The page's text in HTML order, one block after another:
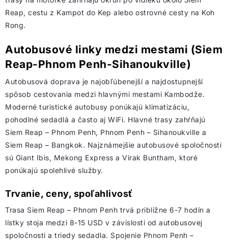
Reap, cestu z Kampot do Kep alebo ostrovné cesty na Koh
Rong.
Autobusové linky medzi mestami (Siem
Reap-Phnom Penh-Sihanoukville)
Autobusová doprava je najobľúbenejší a najdostupnejší
spôsob cestovania medzi hlavnými mestami Kambodže.
Moderné turistické autobusy ponúkajú klimatizáciu,
pohodlné sedadlá a často aj WiFi. Hlavné trasy zahŕňajú
Siem Reap – Phnom Penh, Phnom Penh – Sihanoukville a
Siem Reap – Bangkok. Najznámejšie autobusové spoločnosti
sú Giant Ibis, Mekong Express a Virak Buntham, ktoré
ponúkajú spolehlivé služby.
Trvanie, ceny, spoľahlivosť
Trasa Siem Reap – Phnom Penh trvá približne 6-7 hodín a
lístky stoja medzi 8-15 USD v závislosti od autobusovej
spoločnosti a triedy sedadla. Spojenie Phnom Penh –